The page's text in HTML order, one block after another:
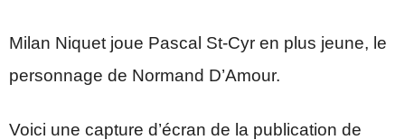
Milan Niquet joue Pascal St-Cyr en plus jeune, le
personnage de Normand D’Amour.
Voici une capture d’écran de la publication de